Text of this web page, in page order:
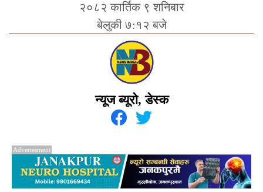
२०८२ कार्तिक ९ शनिबार
बेलुकी ७:१२ बजे
न्यूज ब्यूरो, डेस्क
Advertesment